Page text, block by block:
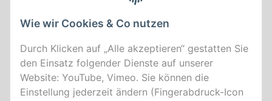
Wie wir Cookies & Co nutzen
Durch Klicken auf „Alle akzeptieren“ gestatten Sie
den Einsatz folgender Dienste auf unserer
Website: YouTube, Vimeo. Sie können die
Einstellung jederzeit ändern (Fingerabdruck-Icon